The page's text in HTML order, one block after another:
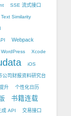
SSE 流式接口
Text Similarity
Webpack
WordPress Xcode
iOS
公司财报资料研究台
升 个性化日历
书籍连载
成 API 交易接口